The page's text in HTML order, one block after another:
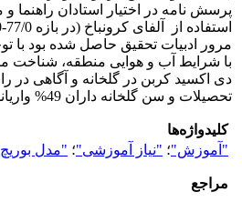
پرسش نامه در اختیار استادان
مرور ادبیات تحقیق حاصل شده بود با
با شرایط آب و هوایی منطقه، شناخت
تحصیلات و سن گلخانه داران 49% واریانس نیازآموزشی آنها را تبیین می­کنند.
کلیدواژه‌ها
"آموزش"؛ "نیاز آموزشی"؛ "مدل
مراجع